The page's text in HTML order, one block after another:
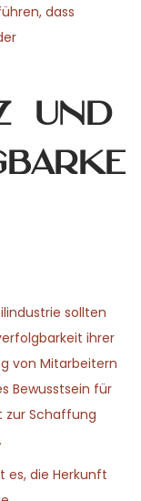
dass
und
sollten
ihrer
von Mitarbeitern
Bewusstsein für
zur Schaffung
es, die Herkunft